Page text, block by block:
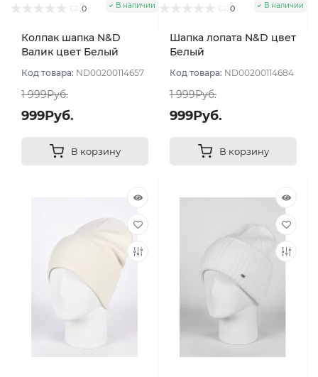
0 В наличии
Колпак шапка N&D
Валик цвет Белый
Код товара: ND00200114657
1 999Руб.
999Руб.
В корзину
0 В наличии
Шапка лопата N&D цвет
Белый
Код товара: ND00200114684
1 999Руб.
999Руб.
В корзину